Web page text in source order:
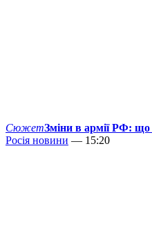
СюжетЗміни в армії РФ: що
Росія новини — 15:20